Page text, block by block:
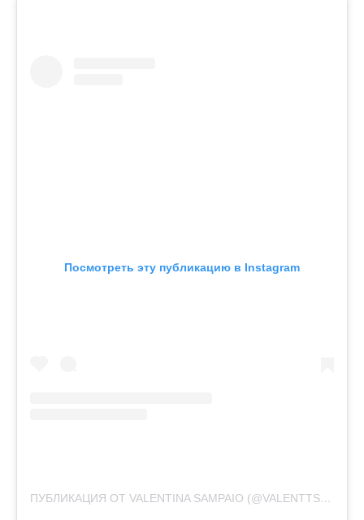
Посмотреть эту публикацию в Instagram
ПУБЛИКАЦИЯ ОТ VALENTINA SAMPAIO (@VALENTTS)